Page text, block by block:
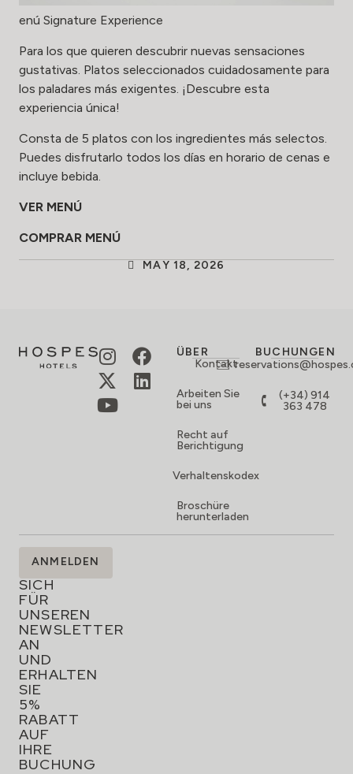
enú Signature Experience
Para los que quieren descubrir nuevas sensaciones
gustativas. Platos seleccionados cuidadosamente para
los paladares más exigentes. ¡Descubre esta
experiencia única!
Consta de 5 platos con los ingredientes más selectos.
Puedes disfrutarlo todos los días en horario de cenas e
incluye bebida.
VER MENÚ
COMPRAR MENÚ
MAY 18, 2026
ÜBER
Kontakt
Arbeiten Sie
bei uns
Recht auf
Berichtigung
Verhaltenskodex
Broschüre
herunterladen
BUCHUNGEN
(+34) 914
363 478
MELDEN
SIE
SICH
FÜR
UNSEREN
NEWSLETTER
AN
UND
ERHALTEN
SIE
5%
RABATT
AUF
IHRE
BUCHUNG
ANMELDEN